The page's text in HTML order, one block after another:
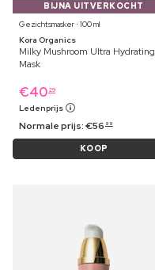
BIJNA UITVERKOCHT
Gezichtsmasker ⋅ 100 ml
Kora Organics
Milky Mushroom Ultra Hydrating
Mask
€40 29
Ledenprijs
Normale prijs:€56 99
KOOP